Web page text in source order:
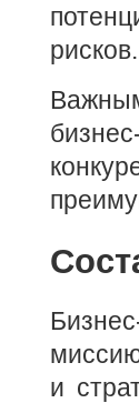
рисков.
и